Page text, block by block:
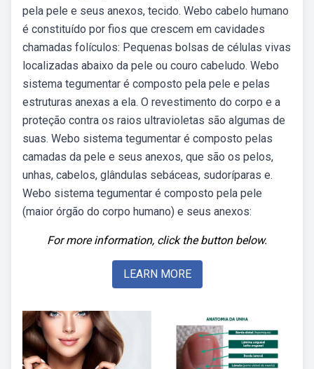
pela pele e seus anexos, tecido. Webo cabelo humano
é constituído por fios que crescem em cavidades
chamadas folículos: Pequenas bolsas de células vivas
localizadas abaixo da pele ou couro cabeludo. Webo
sistema tegumentar é composto pela pele e pelas
estruturas anexas a ela. O revestimento do corpo e a
proteção contra os raios ultravioletas são algumas de
suas. Webo sistema tegumentar é composto pelas
camadas da pele e seus anexos, que são os pelos,
unhas, cabelos, glândulas sebáceas, sudoríparas e.
Webo sistema tegumentar é composto pela pele
(maior órgão do corpo humano) e seus anexos:
For more information, click the button below.
LEARN MORE